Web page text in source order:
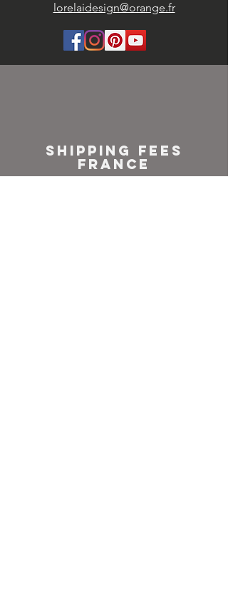
lorelaidesign@orange.fr
SHIPPING FEES
FRANCE